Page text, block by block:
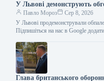
У Львові демонструють
Павло Мороз
Сер 8, 2026
У Львові продемонстрували
Підпишіться на нас в Google
Глава британського